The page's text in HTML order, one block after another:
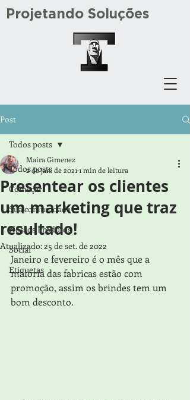
Projetando Soluções
Post
Todos posts
Começar
Sua comunidade
Nossos Produtos
Social
Etiquetas
Todos posts
Presentear os clientes
um marketing que traz
resultado!
Maíra Gimenez
2 de jan. de 2021 1 min de leitura
Atualizado:25 de set. de 2022
Janeiro e fevereiro é o mês que a
maioria das fabricas estão com
promoção, assim os brindes tem um
bom desconto.